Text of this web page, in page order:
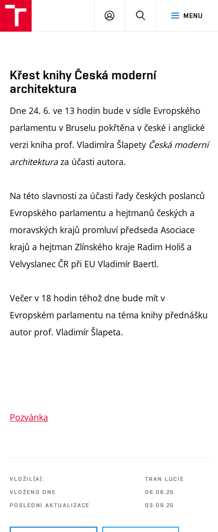
MENU
PŘIHLÁSIT
Křest knihy Česká moderní
architektura
Dne 24. 6. ve 13 hodin bude v sídle Evropského
parlamentu v Bruselu pokřtěna v české i anglické
verzi kniha prof. Vladimíra Šlapety Česká moderní
architekturaza účasti autora.
Na této slavnosti za účasti řady českých poslanců
Evropského parlamentu a hejtmanů českých a
moravských krajů promluví předseda Asociace
krajů a hejtman Zlínského kraje Radim Holiš a
Velvyslanec ČR při EU Vladimír Baertl.
Večer v 18 hodin téhož dne bude mít v
Evropském parlamentu na téma knihy přednášku
autor prof. Vladimír Šlapeta.
Pozvánka
VLOŽIL(A):
TRAN LUCIE
VLOŽENO DNE
06.06.25
POSLEDNÍ AKTUALIZACE
03.09.25